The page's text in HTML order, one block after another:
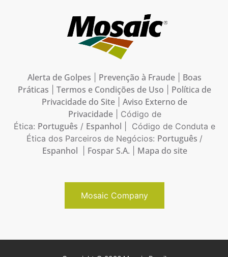
Alerta de Golpes Prevenção à Fraude
Boas
Práticas
Termos e Condições de Uso
Política de
Privacidade do Site
Aviso Externo de
Privacidade| Código de
Ética: Português / Espanhol | Código de Conduta e
Ética dos Parceiros de Negócios: Português /
Espanhol Fospar S.A. Mapa do site
Mosaic Company